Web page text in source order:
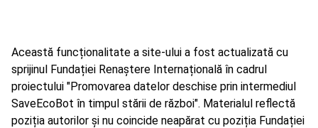
Această funcționalitate a site-ului a fost actualizată cu
sprijinul Fundației Renaștere Internațională în cadrul
proiectului "Promovarea datelor deschise prin intermediul
SaveEcoBot în timpul stării de război". Materialul reflectă
poziția autorilor și nu coincide neapărat cu poziția Fundației